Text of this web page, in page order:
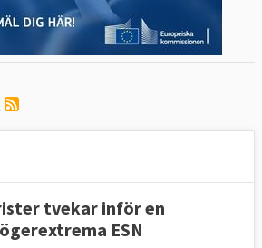
tvekar inför en
ESN